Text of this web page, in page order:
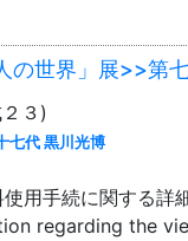
の世界」展>>
３)
七代 黒川光博
用手続に関する詳
regarding the